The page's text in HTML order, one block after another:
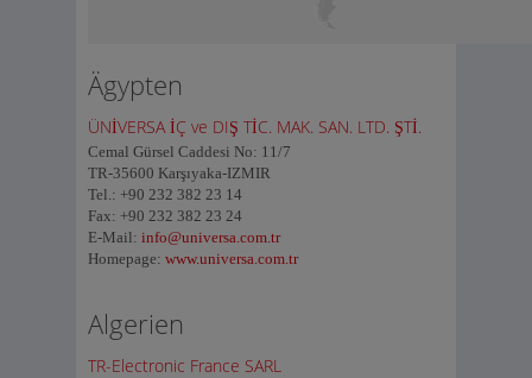
Ägypten
ÜNİVERSA İÇ ve DIŞ TİC. MAK. SAN. LTD. ŞTİ.
Cemal Gürsel Caddesi No: 11/7
TR-35600 Karşıyaka-IZMIR
Tel.: +90 232 382 23 14
Fax: +90 232 382 23 24
E-Mail: info@universa.com.tr
Homepage: www.universa.com.tr
Algerien
TR-Electronic France SARL